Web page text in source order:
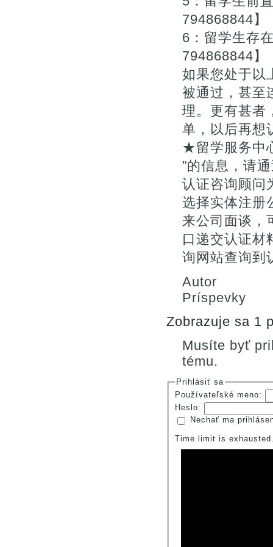
794868844】
6：留学生存
794868844】
如果您处于以
被通过，甚至
理。更有甚者
单，以后再想
★留学服务中
”的信息，请
认证咨询顾问
选择实体注册
来公司面谈，
口递交认证材
询网站查询到
Autor
Príspevky
Zobrazuje sa 1
Musíte byť
tému.
Prihlásiť sa
Používateľské meno:
Heslo:
Nechať ma
Time limit is